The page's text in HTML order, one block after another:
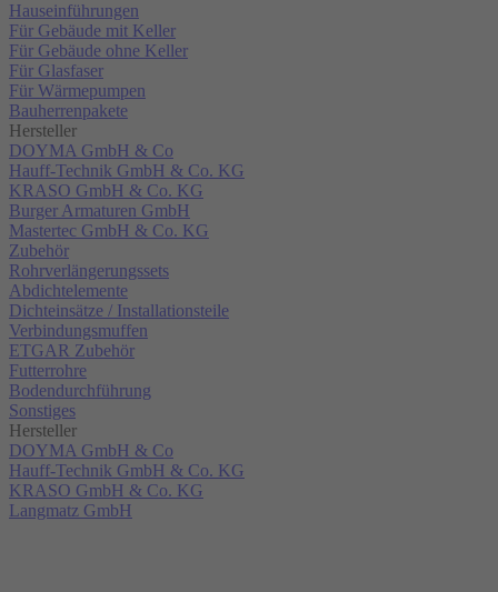
Hauseinführungen
Für Gebäude mit Keller
Für Gebäude ohne Keller
Für Glasfaser
Für Wärmepumpen
Bauherrenpakete
Hersteller
DOYMA GmbH & Co
Hauff-Technik GmbH & Co. KG
KRASO GmbH & Co. KG
Burger Armaturen GmbH
Mastertec GmbH & Co. KG
Zubehör
Rohrverlängerungssets
Abdichtelemente
Dichteinsätze / Installationsteile
Verbindungsmuffen
ETGAR Zubehör
Futterrohre
Bodendurchführung
Sonstiges
Hersteller
DOYMA GmbH & Co
Hauff-Technik GmbH & Co. KG
KRASO GmbH & Co. KG
Langmatz GmbH